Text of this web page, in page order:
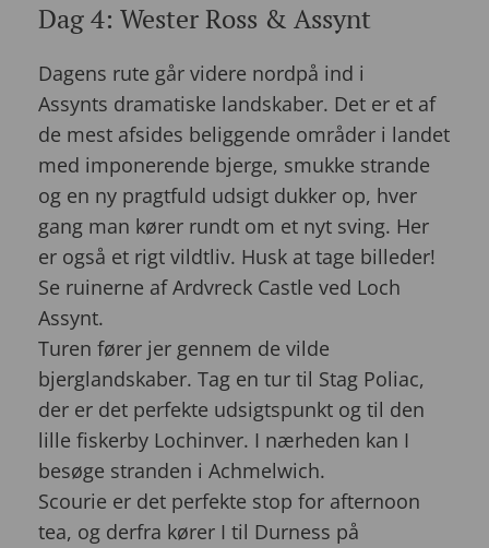
Dag 4: Wester Ross & Assynt
Dagens rute går videre nordpå ind i
Assynts dramatiske landskaber. Det er et af
de mest afsides beliggende områder i landet
med imponerende bjerge, smukke strande
og en ny pragtfuld udsigt dukker op, hver
gang man kører rundt om et nyt sving. Her
er også et rigt vildtliv. Husk at tage billeder!
Se ruinerne af Ardvreck Castle ved Loch
Assynt.
Turen fører jer gennem de vilde
bjerglandskaber. Tag en tur til Stag Poliac,
der er det perfekte udsigtspunkt og til den
lille fiskerby Lochinver. I nærheden kan I
besøge stranden i Achmelwich.
Scourie er det perfekte stop for afternoon
tea, og derfra kører I til Durness på